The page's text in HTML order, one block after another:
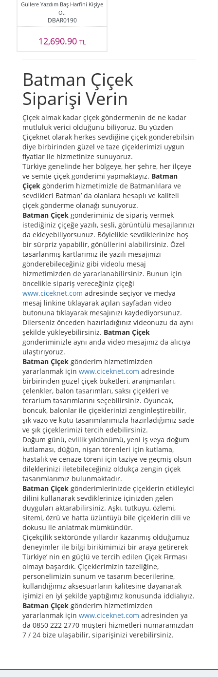
Güllere Yazdım Baş Harfini Kişiye
Ö..
DBAR0190
12,690.90TL
Batman Çiçek
Siparişi Verin
Çiçek almak kadar çiçek göndermenin de ne kadar
mutluluk verici olduğunu biliyoruz. Bu yüzden
Çiçeknet olarak herkes sevdiğine çiçek gönderebilsin
diye birbirinden güzel ve taze çiçeklerimizi uygun
fiyatlar ile hizmetinize sunuyoruz.
Türkiye genelinde her bölgeye, her şehre, her ilçeye
ve semte çiçek gönderimi yapmaktayız. Batman
Çiçek gönderim hizmetimizle de Batmanlılara ve
sevdikleri Batman’ da olanlara hesaplı ve kaliteli
çiçek gönderme olanağı sunuyoruz.
Batman Çiçekgönderiminiz de sipariş vermek
istediğiniz çiçeğe yazılı, sesli, görüntülü mesajlarınızı
da ekleyebiliyorsunuz. Böylelikle sevdiklerinize hoş
bir sürpriz yapabilir, gönüllerini alabilirsiniz. Özel
tasarlanmış kartlarımız ile yazılı mesajınızı
gönderebileceğiniz gibi videolu mesaj
hizmetimizden de yararlanabilirsiniz. Bunun için
öncelikle sipariş vereceğiniz çiçeği
www.ciceknet.com adresinde seçiyor ve medya
mesaj linkine tıklayarak açılan sayfadan video
butonuna tıklayarak mesajınızı kaydediyorsunuz.
Dilerseniz önceden hazırladığınız videonuzu da aynı
şekilde yükleyebilirsiniz. Batman Çiçek
gönderiminizle aynı anda video mesajınız da alıcıya
ulaştırıyoruz.
Batman Çiçekgönderim hizmetimizden
yararlanmak içinwww.ciceknet.com adresinde
birbirinden güzel çiçek buketleri, aranjmanları,
çelenkler, balon tasarımları, saksı çiçekleri ve
terarium tasarımlarını seçebilirsiniz. Oyuncak,
boncuk, balonlar ile çiçeklerinizi zenginleştirebilir,
şık vazo ve kutu tasarımlarımızla hazırladığımız sade
ve şık çiçeklerimizi tercih edebilirsiniz.
Doğum günü, evlilik yıldönümü, yeni iş veya doğum
kutlaması, düğün, nişan törenleri için kutlama,
hastalık ve cenaze töreni için taziye ve geçmiş olsun
dileklerinizi iletebileceğiniz oldukça zengin çiçek
tasarımlarımız bulunmaktadır.
Batman Çiçek gönderimlerinizde çiçeklerin etkileyici
dilini kullanarak sevdiklerinize içinizden gelen
duyguları aktarabilirsiniz. Aşkı, tutkuyu, özlemi,
sitemi, özrü ve hatta üzüntüyü bile çiçeklerin dili ve
dokusu ile anlatmak mümkündür.
Çiçekçilik sektöründe yıllardır kazanmış olduğumuz
deneyimler ile bilgi birikimimizi bir araya getirerek
Türkiye’ nin en güçlü ve tercih edilen Çiçek Firması
olmayı başardık. Çiçeklerimizin tazeliğine,
personelimizin sunum ve tasarım becerilerine,
kullandığımız aksesuarların kalitesine dayanarak
işimizi en iyi şekilde yaptığımız konusunda iddialıyız.
Batman Çiçekgönderim hizmetimizden
yararlanmak içinwww.ciceknet.com adresinden ya
da 0850 222 2770 müşteri hizmetleri numaramızdan
7 / 24 bize ulaşabilir, siparişinizi verebilirsiniz.